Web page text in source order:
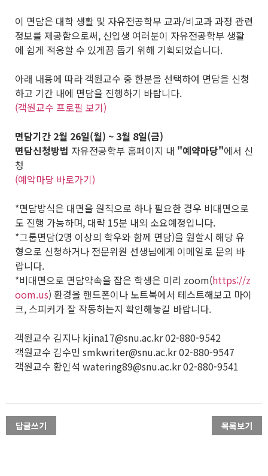
이 면담은 대학 생활 및 자유전공학부 교과/비교과 과정 관련
정보를 제공함으로써, 신입생 여러분이 자유전공학부 생활
에 쉽게 적응할 수 있게끔 돕기 위해 기획되었습니다.
아래 내용에 따라 객원교수 중 한분을 선택하여 면담을 신청
하고 기간 내에 면담을 진행하기 바랍니다.
(객원교수 프로필 보기)
면담기간 2월 26일(월) ~ 3월 8일(금)
면담신청방법 자유전공학부 홈페이지 내 "예약마당"에서 신
청
(예약마당 바로가기)
*면담방식은 대면을 원칙으로 하나 필요한 경우 비대면으로
도 진행 가능하며, 대략 15분 내외 소요예정입니다.
*그룹면담(2명 이상의 학우와 함께 면담)을 원할시 해당 유
형으로 신청하거나 전문위원 선생님에게 이메일로 문의 바
랍니다.
*비대면으로 면담약속을 잡은 학생은 미리 zoom(https://z
oom.us) 환경을 핸드폰이나 노트북에서 테스트해보고 마이
크, 스피커가 잘 작동하는지 확인해놓길 바랍니다.
객원교수 김지나 kjina17@snu.ac.kr 02-880-9542
객원교수 김수민 smkwriter@snu.ac.kr 02-880-9547
객원교수 황인석 watering89@snu.ac.kr 02-880-9541
답글쓰기 목록보기